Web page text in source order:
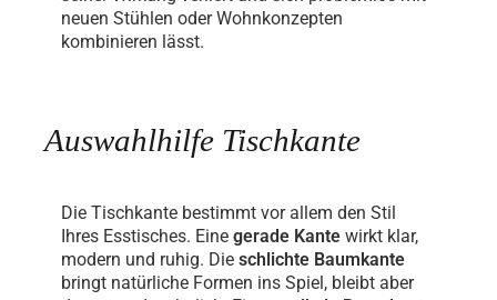
neuen Stühlen oder Wohnkonzepten
kombinieren lässt.
Auswahlhilfe Tischkante
Die Tischkante bestimmt vor allem den Stil
Ihres Esstisches. Eine gerade Kante wirkt klar,
modern und ruhig. Die schlichte Baumkante
bringt natürliche Formen ins Spiel, bleibt aber